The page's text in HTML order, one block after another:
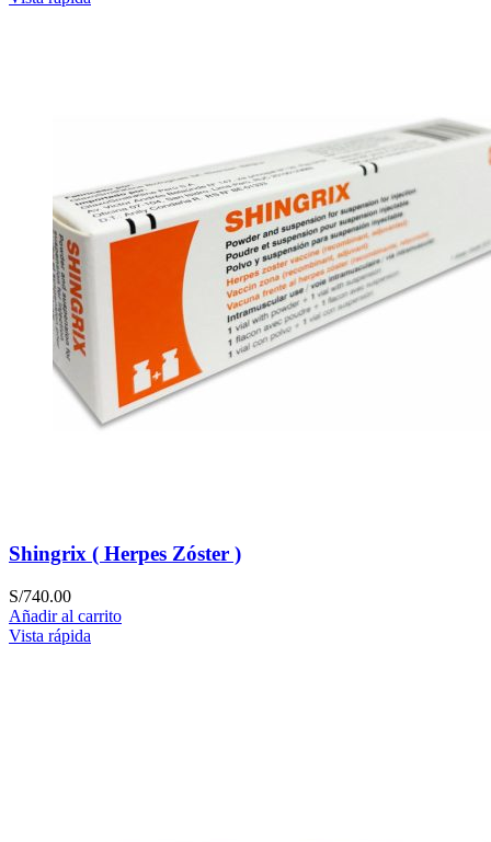
Shingrix ( Herpes Zóster )
S/740.00
Añadir al carrito
Vista rápida